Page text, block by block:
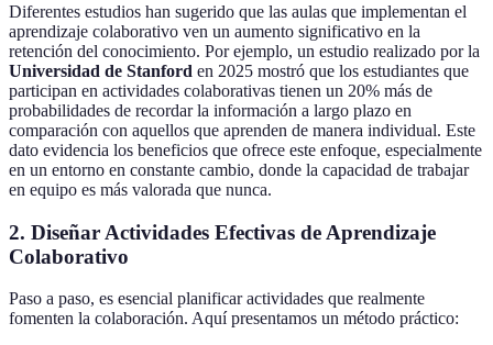
Diferentes estudios han sugerido que las aulas que implementan el
aprendizaje colaborativo ven un aumento significativo en la
retención del conocimiento. Por ejemplo, un estudio realizado por la
Universidad de Stanford en 2025 mostró que los estudiantes que
participan en actividades colaborativas tienen un 20% más de
probabilidades de recordar la información a largo plazo en
comparación con aquellos que aprenden de manera individual. Este
dato evidencia los beneficios que ofrece este enfoque, especialmente
en un entorno en constante cambio, donde la capacidad de trabajar
en equipo es más valorada que nunca.
2. Diseñar Actividades Efectivas de Aprendizaje
Colaborativo
Paso a paso, es esencial planificar actividades que realmente
fomenten la colaboración. Aquí presentamos un método práctico: